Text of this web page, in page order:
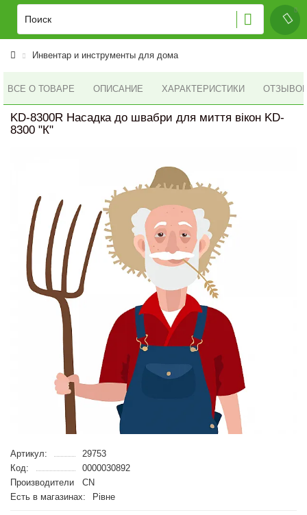
Инвентар и инструменты для дома
ВСЕ О ТОВАРЕ ОПИСАНИЕ ХАРАКТЕРИСТИКИ ОТЗЫВОВ
KD-8300R Насадка до швабри для миття вікон KD-
8300 "К"
Артикул:
29753
Код:
0000030892
Производители
CN
Есть в магазинах:
Рівне